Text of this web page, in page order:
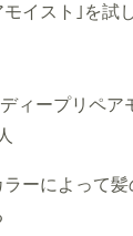
イスト｣を試
ィープリペア
ラーによって髪